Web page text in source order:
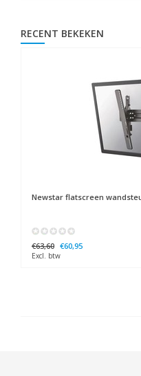
RECENT BEKEKEN
Newstar flatscreen
€63,60 €60,95
Excl. btw